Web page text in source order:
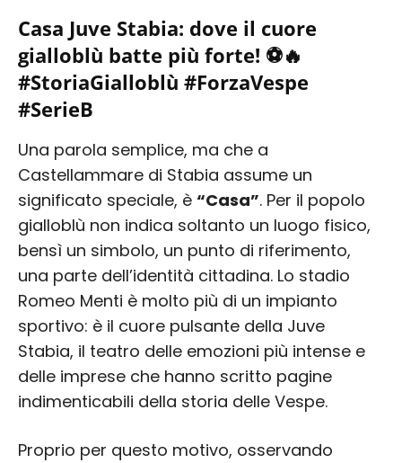
Casa Juve Stabia: dove il cuore
gialloblù batte più forte! ⚽🔥
#StoriaGialloblù #ForzaVespe
#SerieB
Una parola semplice, ma che a
Castellammare di Stabia assume un
significato speciale, è “Casa”. Per il popolo
gialloblù non indica soltanto un luogo fisico,
bensì un simbolo, un punto di riferimento,
una parte dell’identità cittadina. Lo stadio
Romeo Menti è molto più di un impianto
sportivo: è il cuore pulsante della Juve
Stabia, il teatro delle emozioni più intense e
delle imprese che hanno scritto pagine
indimenticabili della storia delle Vespe.
Proprio per questo motivo, osservando